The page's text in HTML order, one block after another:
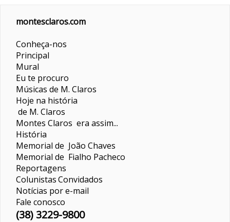
montesclaros.com
Conheça-nos
Principal
Mural
Eu te procuro
Músicas de M. Claros
Hoje na história
de M. Claros
Montes Claros era assim...
História
Memorial de João Chaves
Memorial de Fialho Pacheco
Reportagens
ColunistasConvidados
Notícias por e-mail
Fale conosco
(38) 3229-9800